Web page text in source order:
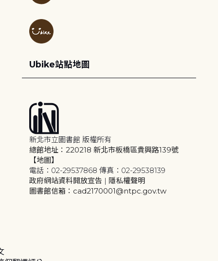
Ubike站點地圖
新北市立圖書館 版權所有
總館地址：220218 新北市板橋區貴興路139號
【地圖】
電話：02-29537868 傳真：02-29538139
政府網站資料開放宣告 | 隱私權聲明
圖書館信箱：cad2170001@ntpc.gov.tw